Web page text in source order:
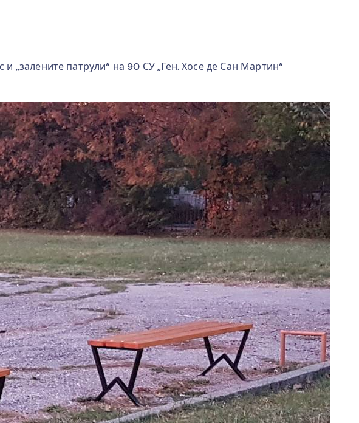
„залените патрули“ на 90 СУ „Ген. Хосе де Сан Мартин“